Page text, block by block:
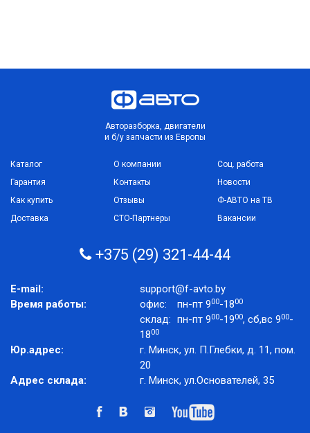
Авторазборка, двигатели
и б/у запчасти из Европы
Каталог
Гарантия
Как купить
Доставка
О компании
Контакты
Отзывы
СТО-Партнеры
Соц. работа
Новости
Ф-АВТО на ТВ
Вакансии
+375 (29) 321-44-44
E-mail:
support@f-avto.by
Время работы:
офис: пн-пт 900-1800
склад: пн-пт 900-1900, сб,вс 900-
1800
Юр.адрес:
г. Минск, ул. П.Глебки, д. 11, пом.
20
Адрес склада:
г. Минск, ул.Основателей, 35